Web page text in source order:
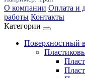
О компании Оплата и
работы Контакты
Категории
Поверхностный